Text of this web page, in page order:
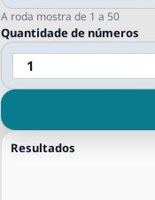
A roda mostra de 1 a 50
Quantidade de números
Resultados